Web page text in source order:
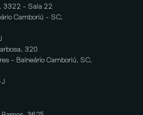
3322 - Sala 22
Camboriú - SC,
320
- Balneário Camboriú, SC,
J